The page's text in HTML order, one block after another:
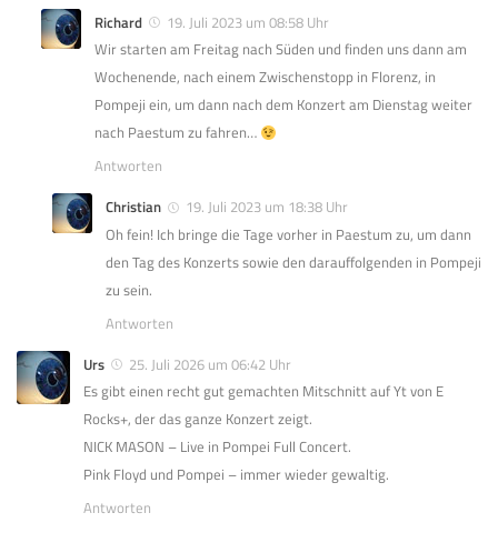
Richard
19. Juli 2023 um 08:58 Uhr
Wir starten am Freitag nach Süden und finden uns dann am
Wochenende, nach einem Zwischenstopp in Florenz, in
Pompeji ein, um dann nach dem Konzert am Dienstag weiter
nach Paestum zu fahren…
Antworten
Christian
19. Juli 2023 um 18:38 Uhr
Oh fein! Ich bringe die Tage vorher in Paestum zu, um dann
den Tag des Konzerts sowie den darauffolgenden in Pompeji
zu sein.
Antworten
Urs
25. Juli 2026 um 06:42 Uhr
Es gibt einen recht gut gemachten Mitschnitt auf Yt von E
Rocks+, der das ganze Konzert zeigt.
NICK MASON – Live in Pompei Full Concert.
Pink Floyd und Pompei – immer wieder gewaltig.
Antworten